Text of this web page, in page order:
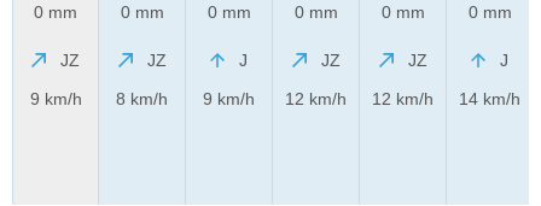
0 mm
JZ
9 km/h
0 mm
JZ
8 km/h
0 mm
J
9 km/h
0 mm
JZ
12 km/h
0 mm
JZ
12 km/h
0 mm
J
14 km/h